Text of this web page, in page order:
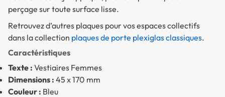
perçage sur toute surface lisse.
Retrouvez d’autres plaques pour vos espaces collectifs
dans la collection plaques de porte plexiglas classiques.
Caractéristiques
Texte : Vestiaires Femmes
Dimensions : 45 x 170 mm
Couleur : Bleu